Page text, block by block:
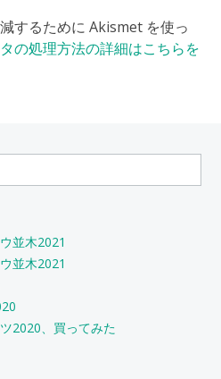
するために Akismet を使っ
の処理方法の詳細はこちらを
並木2021
並木2021
2020、買ってみた